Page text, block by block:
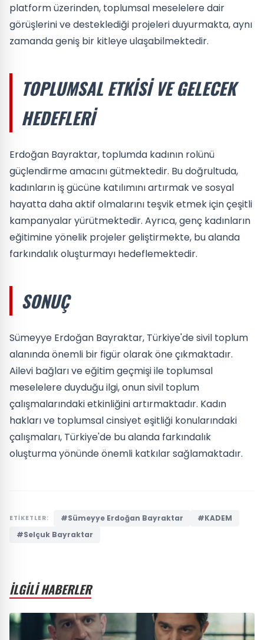
platform üzerinden, toplumsal meselelere dair
görüşlerini ve desteklediği projeleri duyurmakta, aynı
zamanda geniş bir kitleye ulaşabilmektedir.
TOPLUMSAL ETKISI VE GELECEK
HEDEFLERI
Erdoğan Bayraktar, toplumda kadının rolünü
güçlendirme amacını gütmektedir. Bu doğrultuda,
kadınların iş gücüne katılımını artırmak ve sosyal
hayatta daha aktif olmalarını teşvik etmek için çeşitli
kampanyalar yürütmektedir. Ayrıca, genç kadınların
eğitimine yönelik projeler geliştirmekte, bu alanda
farkındalık oluşturmayı hedeflemektedir.
SONUÇ
Sümeyye Erdoğan Bayraktar, Türkiye'de sivil toplum
alanında önemli bir figür olarak öne çıkmaktadır.
Ailevi bağları ve eğitim geçmişi ile toplumsal
meselelere duyduğu ilgi, onun sivil toplum
çalışmalarındaki etkinliğini artırmaktadır. Kadın
hakları ve toplumsal cinsiyet eşitliği konularındaki
çalışmaları, Türkiye'de bu alanda farkındalık
oluşturma yönünde önemli katkılar sağlamaktadır.
ETİKETLER: #Sümeyye Erdoğan Bayraktar
#KADEM
#Selçuk Bayraktar
İLGİLİ HABERLER